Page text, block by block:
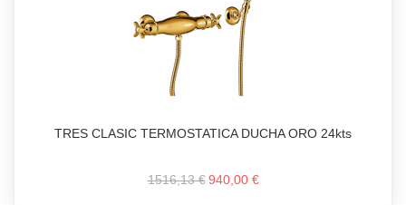
TRES CLASIC TERMOSTATICA DUCHA ORO 24kts
1516,13 € 940,00 €